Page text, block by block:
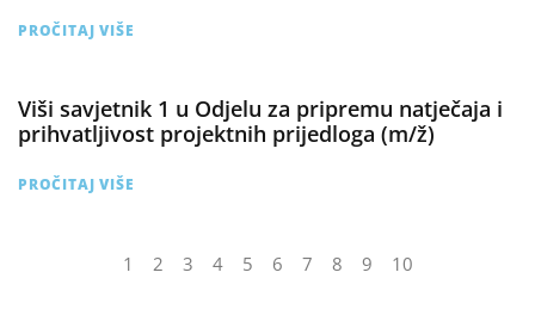
PROČITAJ VIŠE
Viši savjetnik 1 u Odjelu za pripremu natječaja i
prihvatljivost projektnih prijedloga (m/ž)
PROČITAJ VIŠE
1 2 3 4 5 6 7 8 9 10